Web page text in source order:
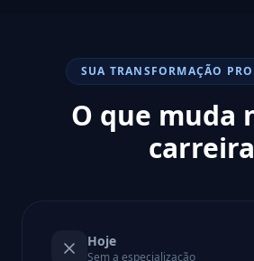
SUA TRANSFORMAÇÃO
O que muda
carreira
Hoje
Sem a especialização